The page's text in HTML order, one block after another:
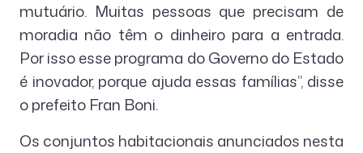
mutuário. Muitas pessoas que precisam de
moradia não têm o dinheiro para a entrada.
Por isso esse programa do Governo do Estado
é inovador, porque ajuda essas famílias”, disse
o prefeito Fran Boni.
Os conjuntos habitacionais anunciados nesta